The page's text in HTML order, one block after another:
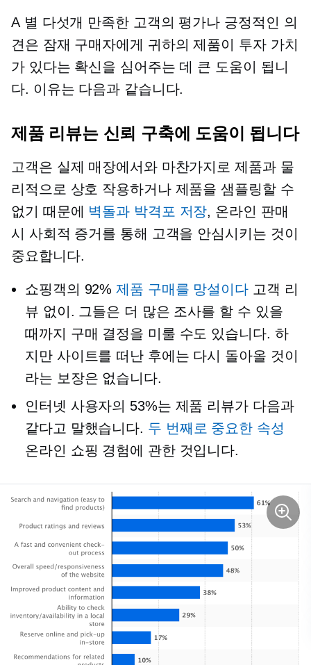
A 별 다섯개 만족한 고객의 평가나 긍정적인 의
견은 잠재 구매자에게 귀하의 제품이 투자 가치
가 있다는 확신을 심어주는 데 큰 도움이 됩니
다. 이유는 다음과 같습니다.
제품 리뷰는 신뢰 구축에 도움이 됩니다
고객은 실제 매장에서와 마찬가지로 제품과 물
리적으로 상호 작용하거나 제품을 샘플링할 수
없기 때문에 벽돌과 박격포 저장, 온라인 판매
시 사회적 증거를 통해 고객을 안심시키는 것이
중요합니다.
쇼핑객의 92%제품 구매를 망설이다 고객 리
뷰 없이. 그들은 더 많은 조사를 할 수 있을
때까지 구매 결정을 미룰 수도 있습니다. 하
지만 사이트를 떠난 후에는 다시 돌아올 것이
라는 보장은 없습니다.
인터넷 사용자의 53%는 제품 리뷰가 다음과
같다고 말했습니다. 두 번째로 중요한 속성
온라인 쇼핑 경험에 관한 것입니다.